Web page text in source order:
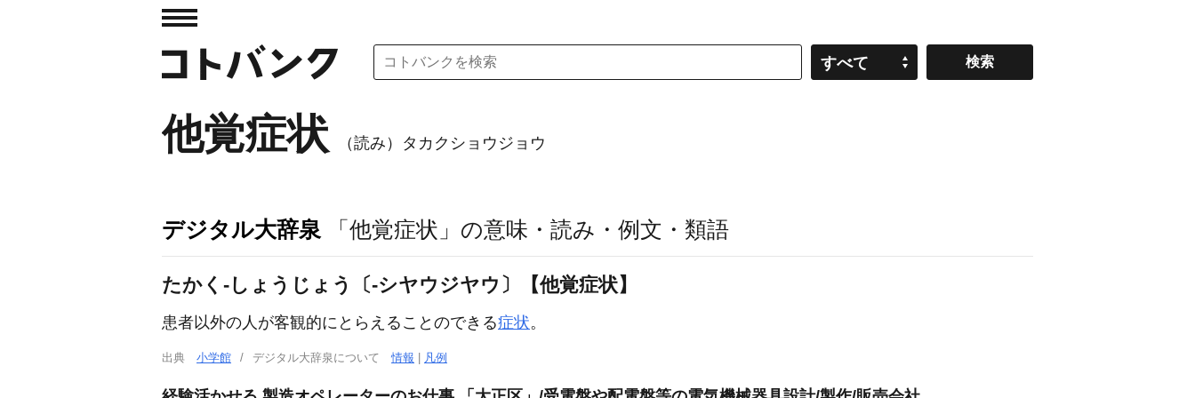
すべて
他覚症状 （読み）タカクショウジョウ
デジタル大辞泉 「他覚症状」の意味・読み・例文・類語
たかく‐しょうじょう〔‐シヤウジヤウ〕【他覚症状】
患者以外の人が客観的にとらえることのできる症状。
出典 小学館 デジタル大辞泉について情報 凡例